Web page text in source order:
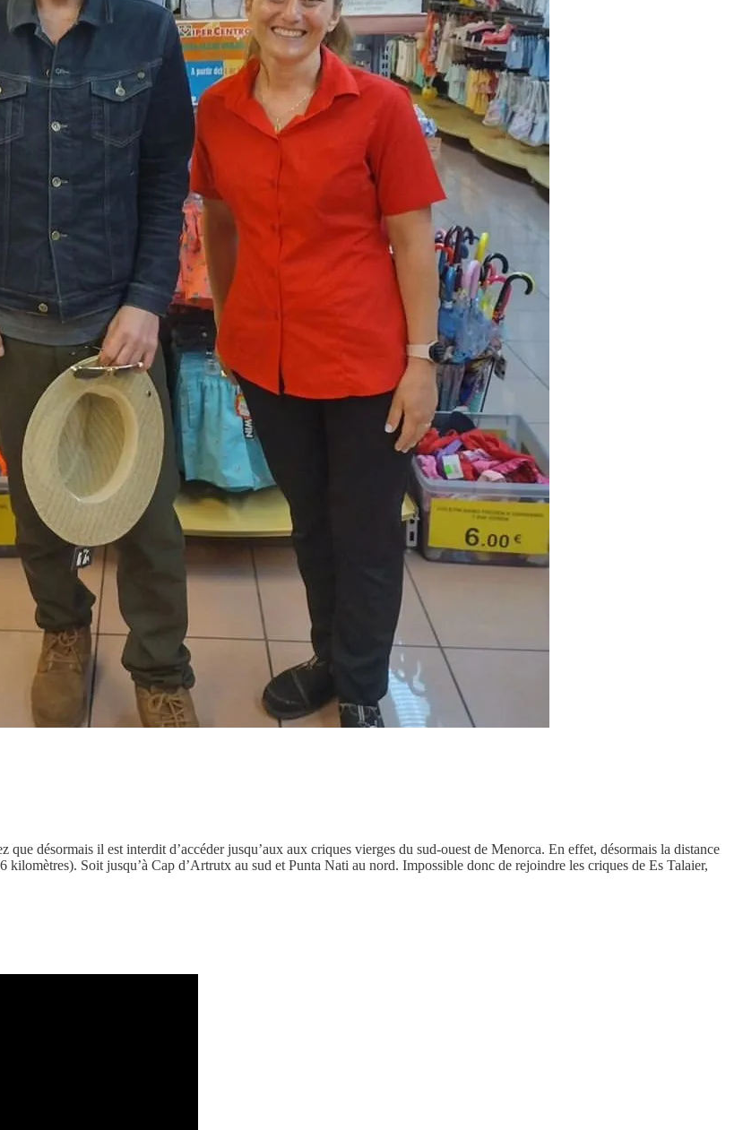
désormais il est interdit d’accéder jusqu’aux aux criques vierges du sud-ouest de Menorca. En effet, désormais la distance
Soit jusqu’à Cap d’Artrutx au sud et Punta Nati au nord. Impossible donc de rejoindre les criques de Es Talaier,